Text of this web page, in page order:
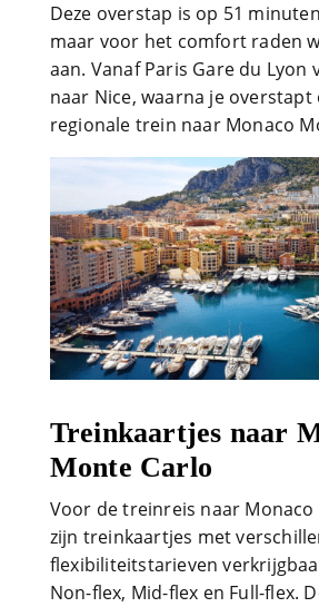
Deze overstap is op 51
maar voor het comfort raden
aan. Vanaf Paris Gare du Lyon
naar Nice, waarna je
regionale trein naar Monaco
Treinkaartjes naar
Monte Carlo
Voor de treinreis naar Monaco
zijn treinkaartjes met
flexibiliteitstarieven
Non-flex, Mid-flex en Full-flex.